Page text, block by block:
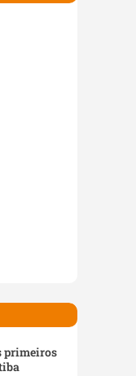
primeiros